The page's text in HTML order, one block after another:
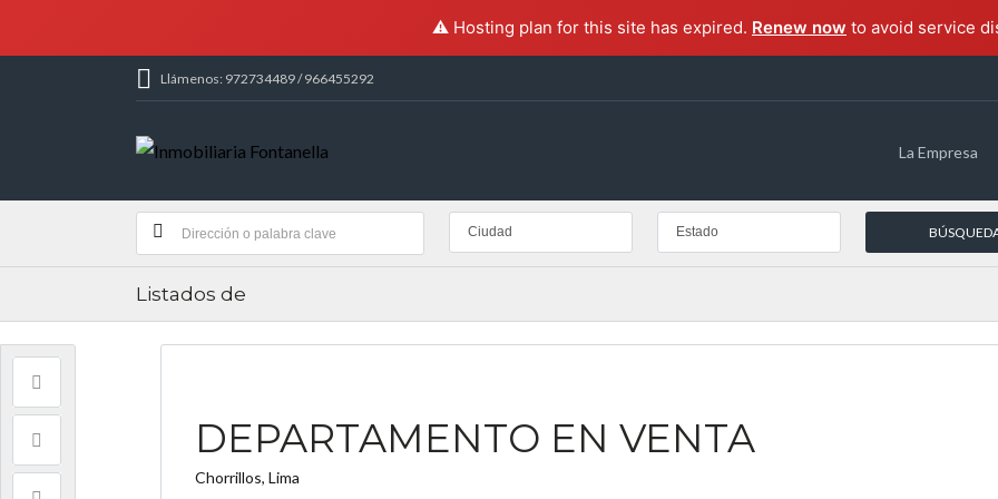
⚠️ Hosting plan for this site has expired. Renew now to avoid service
Llámenos: 972734489 / 966455292
La Empresa
Ciudad Estado
Listados de
DEPARTAMENTO EN VENTA
Chorrillos, Lima